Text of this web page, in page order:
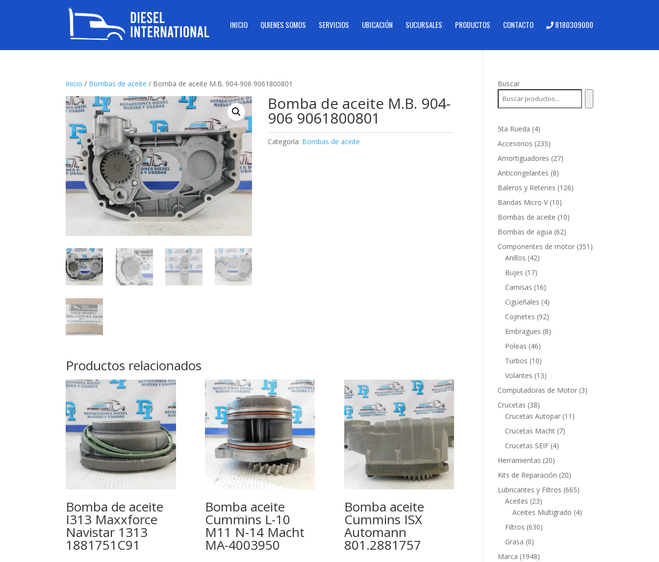
INICIO QUIENES SOMOS SERVICIOS UBICACIÓN SUCURSALES PRODUCTOS CONTACTO 8180309000
Inicio / Bombas de aceite / Bomba de aceite M.B. 904-906 9061800801
Bomba de aceite M.B. 904-
906 9061800801
Categoría: Bombas de aceite
Productos relacionados
Bomba de aceite
I313 Maxxforce
Navistar 1313
1881751C91
Bomba aceite
Cummins L-10
M11 N-14 Macht
MA-4003950
Bomba aceite
Cummins ISX
Automann
801.2881757
Buscar
5ta Rueda 44
productos
Accesorios 235235
productos
Amortiguadores 2727
Anticongelantes 88
productos
Baleros y Retenes 126126
Bandas Micro V 1010
productos
Bombas de aceite 1010
Bombas de agua 6262
productos
Componentes de motor 351 351
Anillos 4242
Bujes 1717
productos
Camisas 1616
productos
Cigüeñales 44
productos
Cojinetes 9292
productos
Embragues 88
Poleas 4646
productos
Turbos 1010
productos
Volantes 1313
productos
Computadoras de Motor 33
Crucetas 3838
productos
Crucetas Autopar 11 11
Crucetas Macht 77
Crucetas SEIF 44
Herramientas 2020
productos
Kits de Reparación 2020
productos
Lubricantes y Filtros 665665
Aceites 2323
productos
Aceites Multigrado 44
Filtros 630630
Grasa 00
productos
Marca 19481948